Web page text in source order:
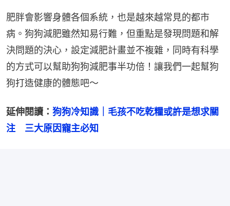
肥胖會影響身體各個系統，也是越來越常見的都市
病。狗狗減肥雖然知易行難，但重點是發現問題和解
決問題的決心，設定減肥計畫並不複雜，同時有科學
的方式可以幫助狗狗減肥事半功倍！讓我們一起幫狗
狗打造健康的體態吧～
延伸閱讀： 狗狗冷知識｜毛孩不吃乾糧或許是想求關
注　三大原因寵主必知